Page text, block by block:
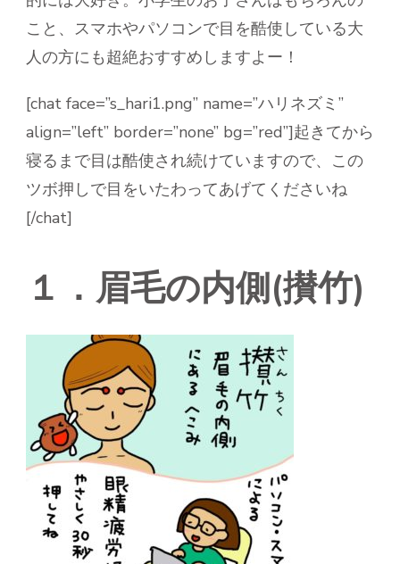
こと、スマホやパソコンで目を酷使している大
人の方にも超絶おすすめしますよー！
[chat face=”s_hari1.png” name=”ハリネズミ”
align=”left” border=”none” bg=”red”]起きてから
寝るまで目は酷使され続けていますので、この
ツボ押しで目をいたわってあげてくださいね
[/chat]
１．眉毛の内側(攅竹)